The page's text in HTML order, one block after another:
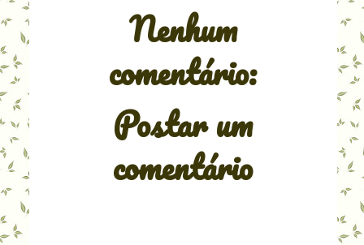
Nenhum
comentário:
Postar um
comentário